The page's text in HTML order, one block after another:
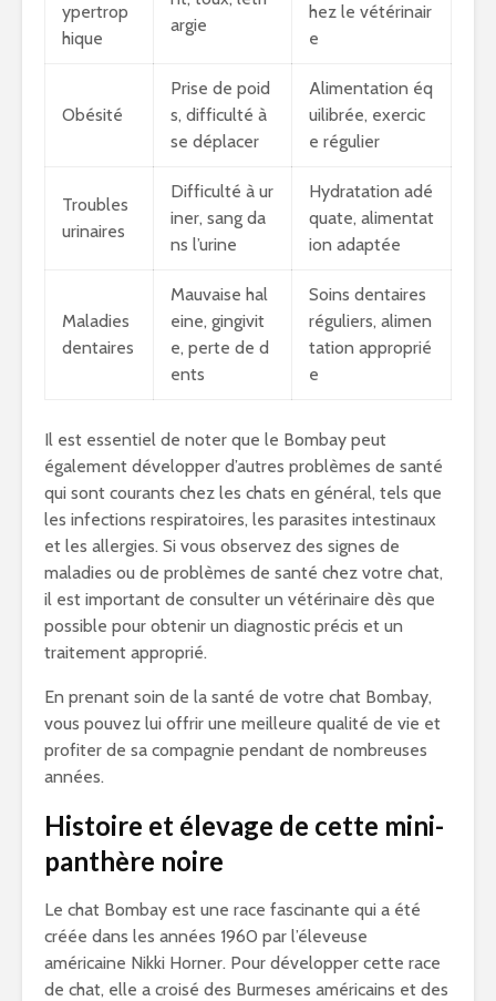
ypertrop
hique
argie
hez le vétérinair
e
Obésité
Prise de poid
s, difficulté à
se déplacer
Alimentation éq
uilibrée, exercic
e régulier
Troubles
urinaires
Difficulté à ur
iner, sang da
ns l’urine
Hydratation adé
quate, alimentat
ion adaptée
Maladies
dentaires
Mauvaise hal
eine, gingivit
e, perte de d
ents
Soins dentaires
réguliers, alimen
tation approprié
e
Il est essentiel de noter que le Bombay peut
également développer d’autres problèmes de santé
qui sont courants chez les chats en général, tels que
les infections respiratoires, les parasites intestinaux
et les allergies. Si vous observez des signes de
maladies ou de problèmes de santé chez votre chat,
il est important de consulter un vétérinaire dès que
possible pour obtenir un diagnostic précis et un
traitement approprié.
En prenant soin de la santé de votre chat Bombay,
vous pouvez lui offrir une meilleure qualité de vie et
profiter de sa compagnie pendant de nombreuses
années.
Histoire et élevage de cette mini-
panthère noire
Le chat Bombay est une race fascinante qui a été
créée dans les années 1960 par l’éleveuse
américaine Nikki Horner. Pour développer cette race
de chat, elle a croisé des Burmeses américains et des